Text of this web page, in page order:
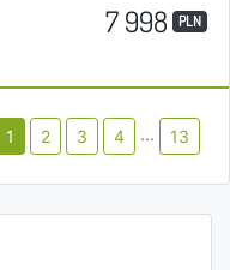
7 998 PLN
1 2 3 4 ... 13